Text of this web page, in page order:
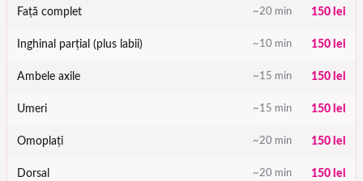
Față complet ~20 min 150 lei
Inghinal parțial (plus labii) ~10 min 150 lei
Ambele axile ~15 min 150 lei
Umeri ~15 min 150 lei
Omoplați ~20 min 150 lei
Dorsal ~20 min 150 lei